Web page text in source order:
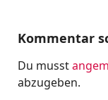
Kommentar
Du musst
abzugeben.